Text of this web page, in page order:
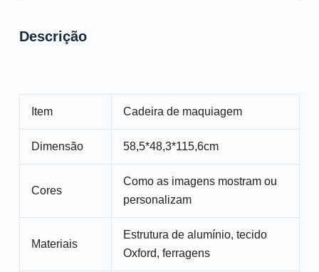
Descrição
Item Cadeira de maquiagem
Dimensão 58,5*48,3*115,6cm
Cores
Como as imagens mostram ou
personalizam
Materiais
Estrutura de alumínio, tecido
Oxford, ferragens